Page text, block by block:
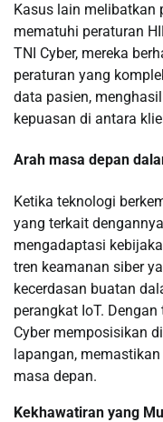
Kasus lain melibatkan
mematuhi peraturan
TNI Cyber, mereka
peraturan yang
data pasien,
kepuasan di antara
Arah masa depan
Ketika teknologi
yang terkait
mengadaptasi
tren keamanan siber
kecerdasan buatan
perangkat IoT.
Cyber ​​memposisikan
lapangan,
masa depan.
Kekhawatiran yang